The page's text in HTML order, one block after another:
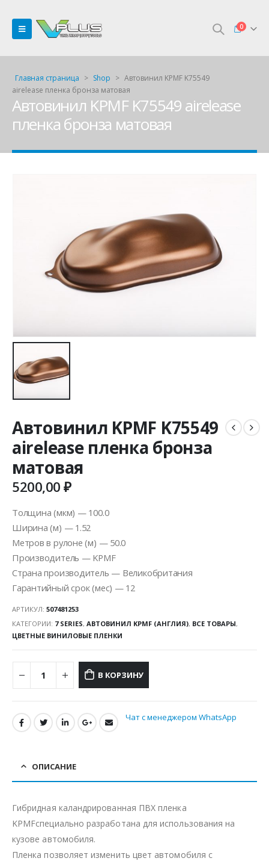
0
Главная страница > Shop > Автовинил KPMF K75549
airelease пленка бронза матовая
Автовинил KPMF K75549 airelease
пленка бронза матовая
Автовинил KPMF K75549
airelease пленка бронза
матовая
5200,00₽
Толщина (мкм) — 100.0
Ширина (м) — 1.52
Метров в рулоне (м) — 50.0
Производитель — KPMF
Страна производитель — Великобритания
Гарантийный срок (мес) — 12
АРТИКУЛ: 507481253
КАТЕГОРИИ: 7 SERIES, АВТОВИНИЛ KPMF (АНГЛИЯ), ВСЕ ТОВАРЫ,
ЦВЕТНЫЕ ВИНИЛОВЫЕ ПЛЕНКИ
В КОРЗИНУ
Чат с менеджером WhatsApp
ОПИСАНИЕ
Гибридная каландрированная ПВХ пленка
KPMFспециально разработана для использования на
кузове автомобиля.
Пленка позволяет изменить цвет автомобиля с